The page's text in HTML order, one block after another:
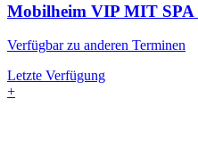
Mobilheim VIP MIT SPA
Verfügbar zu anderen Terminen
Letzte Verfügung
+